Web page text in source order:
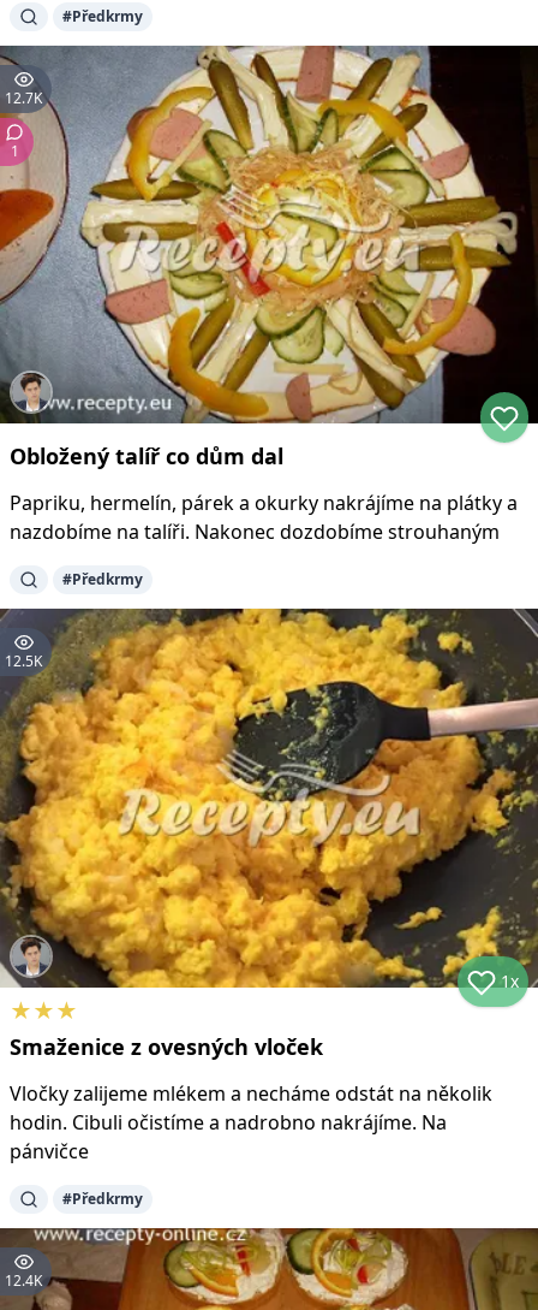
#Předkrmy
12.7K
1
Obložený talíř co dům dal
Papriku, hermelín, párek a okurky nakrájíme na plátky a
nazdobíme na talíři. Nakonec dozdobíme strouhaným
#Předkrmy
12.5K
1x
★★★
Smaženice z ovesných vloček
Vločky zalijeme mlékem a necháme odstát na několik
hodin. Cibuli očistíme a nadrobno nakrájíme. Na
pánvičce
#Předkrmy
12.4K